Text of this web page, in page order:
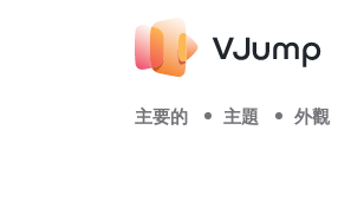
主要的 主題 外觀